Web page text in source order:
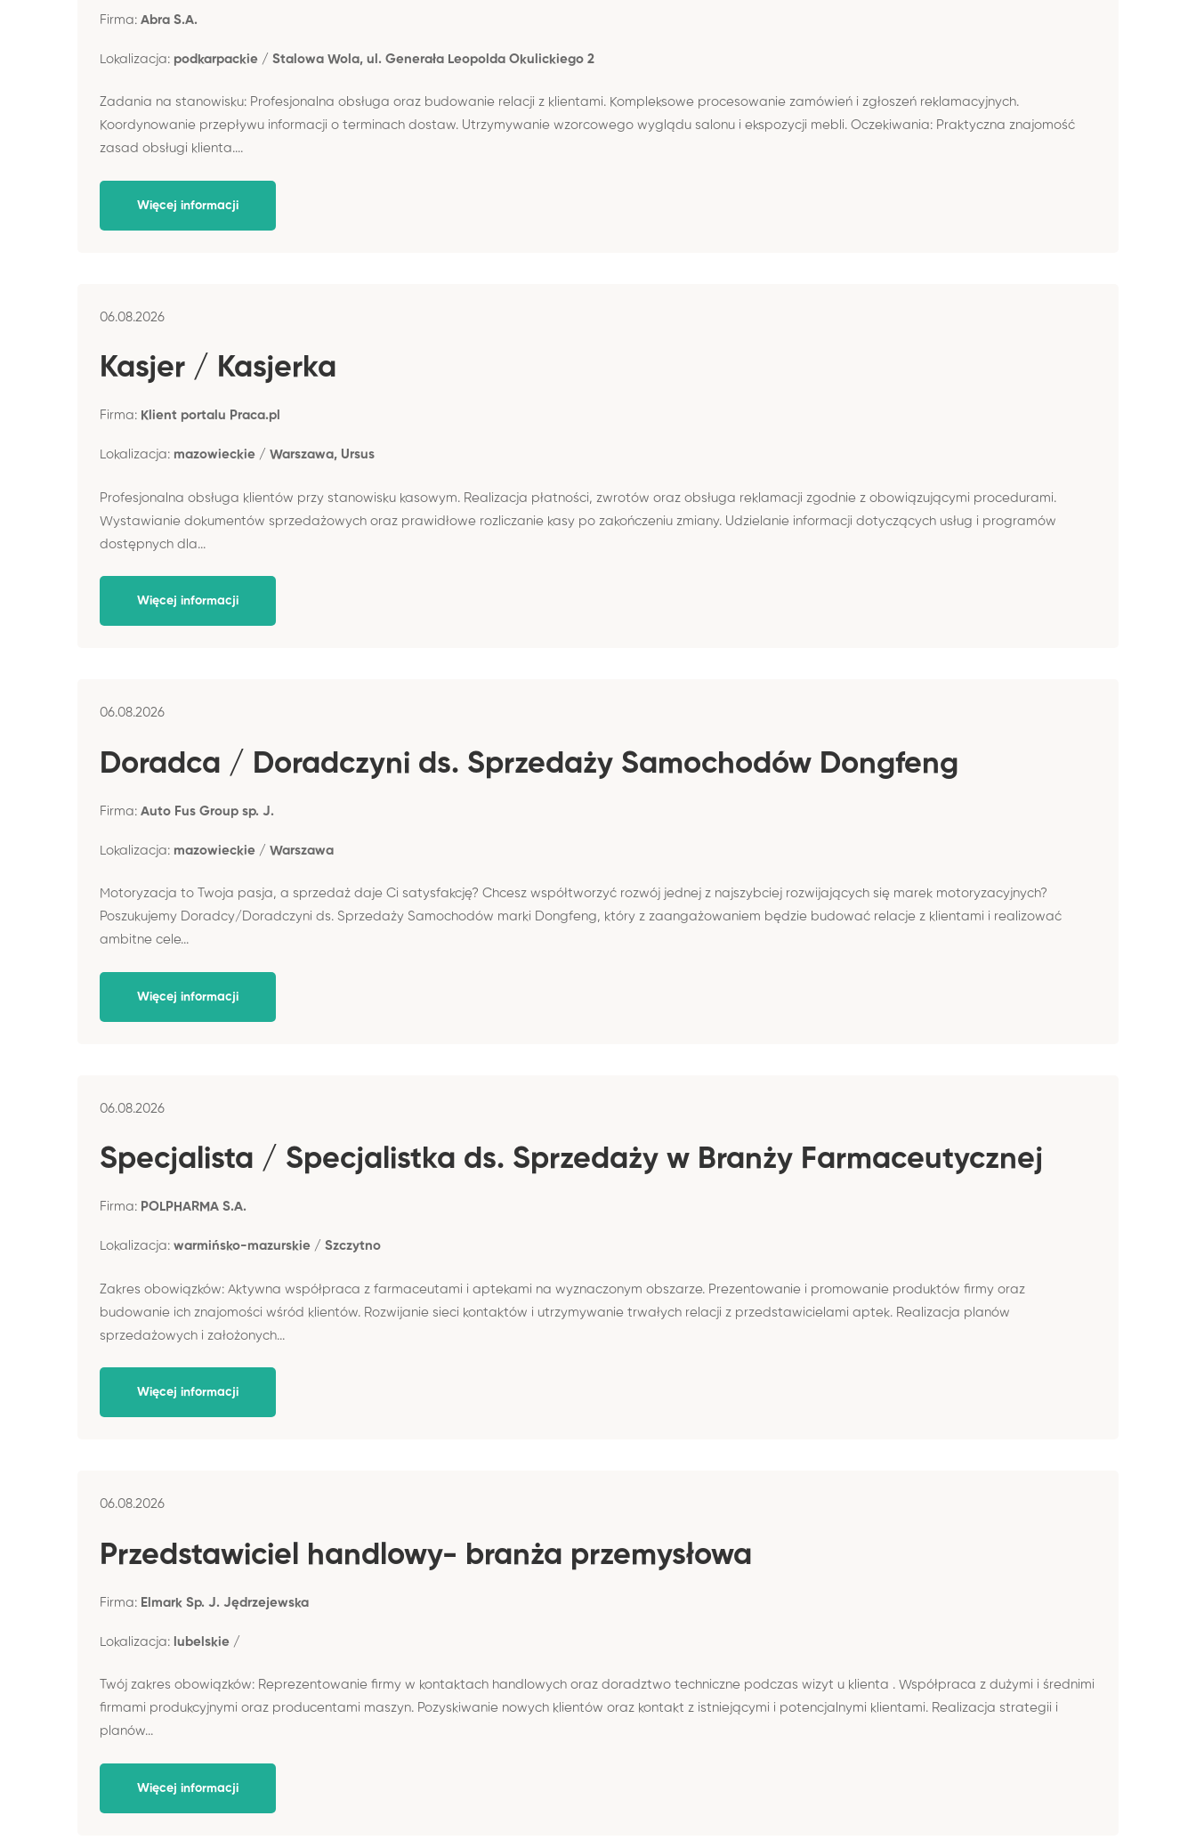
Firma: Abra S.A.
Lokalizacja: podkarpackie / Stalowa Wola, ul. Generała Leopolda Okulickiego 2
Zadania na stanowisku: Profesjonalna obsługa oraz budowanie relacji z klientami. Kompleksowe procesowanie zamówień i zgłoszeń reklamacyjnych.
Koordynowanie przepływu informacji o terminach dostaw. Utrzymywanie wzorcowego wyglądu salonu i ekspozycji mebli. Oczekiwania: Praktyczna znajomość
zasad obsługi klienta....
Więcej informacji
06.08.2026
Kasjer / Kasjerka
Firma: Klient portalu Praca.pl
Lokalizacja: mazowieckie / Warszawa, Ursus
Profesjonalna obsługa klientów przy stanowisku kasowym. Realizacja płatności, zwrotów oraz obsługa reklamacji zgodnie z obowiązującymi procedurami.
Wystawianie dokumentów sprzedażowych oraz prawidłowe rozliczanie kasy po zakończeniu zmiany. Udzielanie informacji dotyczących usług i programów
dostępnych dla...
Więcej informacji
06.08.2026
Doradca / Doradczyni ds. Sprzedaży Samochodów Dongfeng
Firma: Auto Fus Group sp. J.
Lokalizacja: mazowieckie / Warszawa
Motoryzacja to Twoja pasja, a sprzedaż daje Ci satysfakcję? Chcesz współtworzyć rozwój jednej z najszybciej rozwijających się marek motoryzacyjnych?
Poszukujemy Doradcy/Doradczyni ds. Sprzedaży Samochodów marki Dongfeng, który z zaangażowaniem będzie budować relacje z klientami i realizować
ambitne cele...
Więcej informacji
06.08.2026
Specjalista / Specjalistka ds. Sprzedaży w Branży Farmaceutycznej
Firma: POLPHARMA S.A.
Lokalizacja: warmińsko-mazurskie / Szczytno
Zakres obowiązków: Aktywna współpraca z farmaceutami i aptekami na wyznaczonym obszarze. Prezentowanie i promowanie produktów firmy oraz
budowanie ich znajomości wśród klientów. Rozwijanie sieci kontaktów i utrzymywanie trwałych relacji z przedstawicielami aptek. Realizacja planów
sprzedażowych i założonych...
Więcej informacji
06.08.2026
Przedstawiciel handlowy- branża przemysłowa
Firma: Elmark Sp. J. Jędrzejewska
Lokalizacja: lubelskie /
Twój zakres obowiązków: Reprezentowanie firmy w kontaktach handlowych oraz doradztwo techniczne podczas wizyt u klienta . Współpraca z dużymi i średnimi
firmami produkcyjnymi oraz producentami maszyn. Pozyskiwanie nowych klientów oraz kontakt z istniejącymi i potencjalnymi klientami. Realizacja strategii i
planów...
Więcej informacji